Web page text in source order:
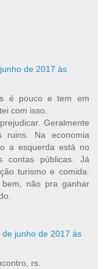
de 2017 às
é pouco e tem em
com isso.
Geralmente
ruins. Na economia
a esquerda está no
contas públicas. Já
turismo e comida.
não pra ganhar
de junho de 2017 às
rs.